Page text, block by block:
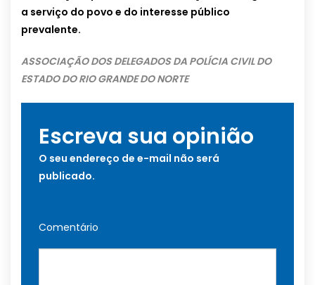
a serviço do povo e do interesse público
prevalente.
ASSOCIAÇÃO DOS DELEGADOS DA POLÍCIA CIVIL DO
ESTADO DO RIO GRANDE DO NORTE
Escreva sua opinião
O seu endereço de e-mail não será
publicado.
Comentário